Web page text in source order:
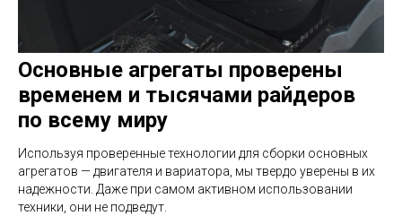
Основные агрегаты проверены
временем и тысячами райдеров
по всему миру
Используя проверенные технологии для сборки основных
агрегатов — двигателя и вариатора, мы твердо уверены в их
надежности. Даже при самом активном использовании
техники, они не подведут.